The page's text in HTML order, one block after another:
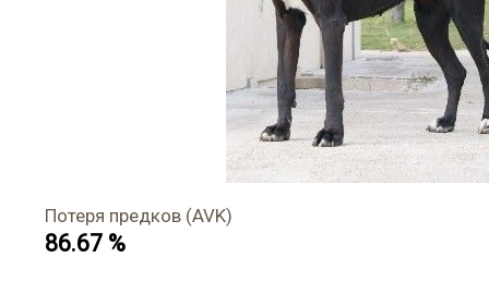
Потеря предков (AVK)
86.67 %